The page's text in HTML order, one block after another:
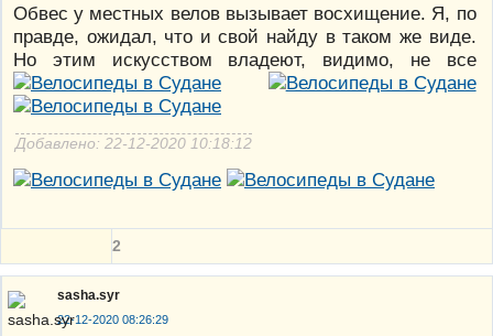
Обвес у местных велов вызывает восхищение. Я, по
правде, ожидал, что и свой найду в таком же виде.
Но этим искусством владеют, видимо, не все
Добавлено: 22-12-2020 10:18:12
2
sasha.syr
22-12-2020 08:26:29